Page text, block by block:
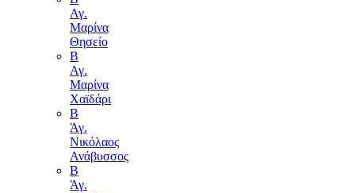
Αγ.
Μαρίνα
Θησείο
Β
Αγ.
Μαρίνα
Χαϊδάρι
Β
Άγ.
Νικόλαος
Ανάβυσσος
Β
Άγ.